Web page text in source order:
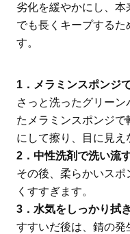
劣化を緩やかにし、本
でも長くキープするた
す。
1．メラミンスポンジ
さっと洗ったグリー
たメラミンスポンジで
にして擦り、目に見え
2．中性洗剤で洗い流
その後、柔らかいスポ
くすすぎます。
3．水気をしっかり拭
すすいだ後は、錆の発